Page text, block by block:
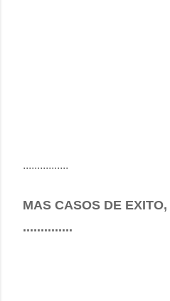
................
MAS CASOS DE EXITO,
..............